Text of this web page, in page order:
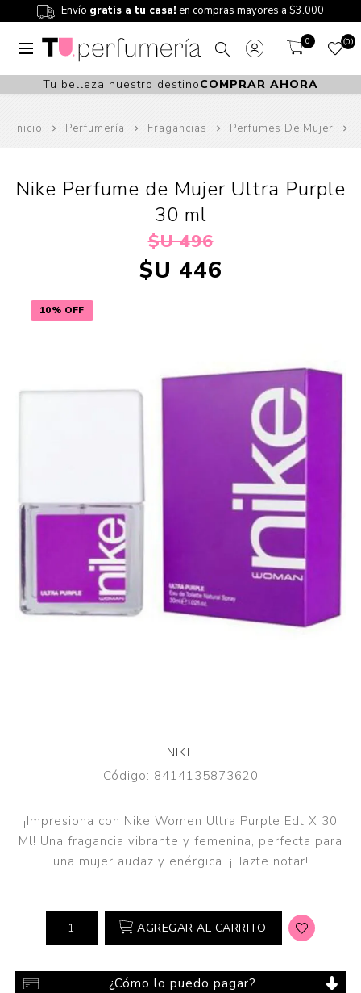
Envío gratis a tu casa! en compras mayores a $3.000
0 0
Tu belleza nuestro destinoCOMPRAR AHORA
Inicio Perfumería Fragancias Perfumes De Mujer
10% OFF
Nike Perfume de Mujer Ultra Purple
30 ml
$U 496
$U 446
NIKE
Código: 8414135873620
¡Impresiona con Nike Women Ultra Purple Edt X 30
Ml! Una fragancia vibrante y femenina, perfecta para
una mujer audaz y enérgica. ¡Hazte notar!
AGREGAR AL CARRITO
¿Cómo lo puedo pagar?